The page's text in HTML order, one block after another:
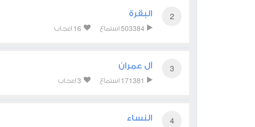
2 البقرة
503384 استماع 16 اعجاب
3 آل عمران
171381 استماع 3 اعجاب
4 النساء